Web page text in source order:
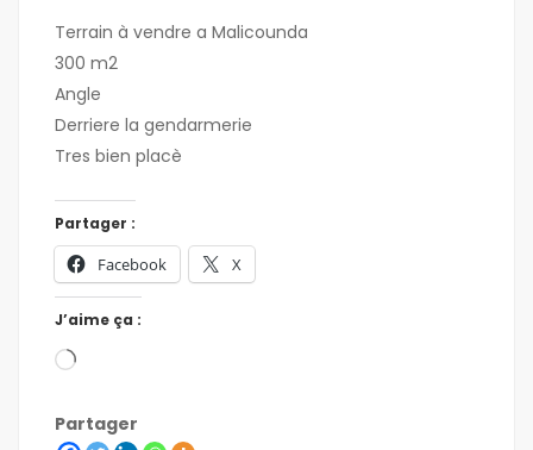
Terrain à vendre a Malicounda
300 m2
Angle
Derriere la gendarmerie
Tres bien placè
Partager :
Facebook X
J’aime ça :
Partager